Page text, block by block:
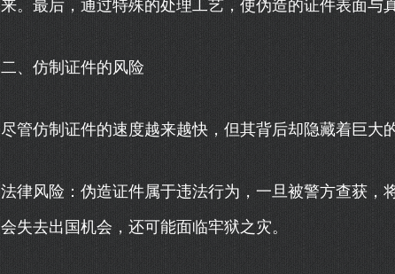
来。最后，通过特殊的处理工艺，使伪造的证件表面与
二、仿制证件的风险
尽管仿制证件的速度越来越快，但其背后却隐藏着巨大
法律风险：伪造证件属于违法行为，一旦被警方查获，
会失去出国机会，还可能面临牢狱之灾。